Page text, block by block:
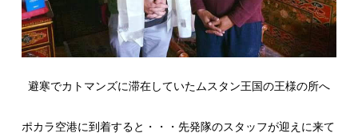
避寒でカトマンズに滞在していたムスタン王国の王様の所へ
ポカラ空港に到着すると・・・先発隊のスタッフが迎えに来て